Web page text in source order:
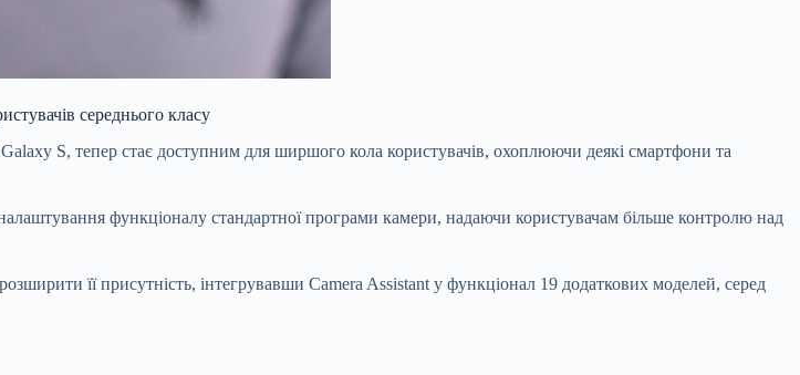
середнього класу
S, тепер стає доступним для ширшого кола користувачів, охоплюючи деякі смартфони та
функціоналу стандартної програми камери, надаючи користувачам більше контролю над
її присутність, інтегрувавши Camera Assistant у функціонал 19 додаткових моделей, серед